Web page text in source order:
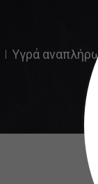
Υγρά